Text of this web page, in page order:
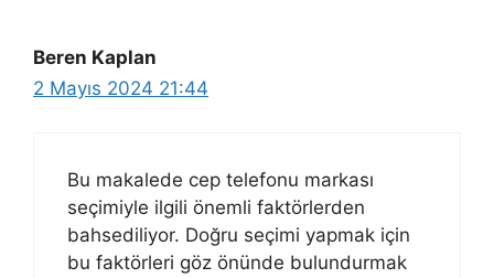
Beren Kaplan
2 Mayıs 2024 21:44
Bu makalede cep telefonu markası
seçimiyle ilgili önemli faktörlerden
bahsediliyor. Doğru seçimi yapmak için
bu faktörleri göz önünde bulundurmak